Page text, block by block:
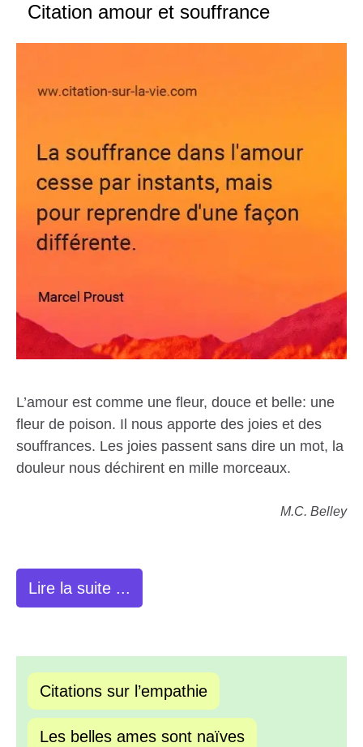
Citation amour et souffrance
L’amour est comme une fleur, douce et belle: une
fleur de poison. Il nous apporte des joies et des
souffrances. Les joies passent sans dire un mot, la
douleur nous déchirent en mille morceaux.
M.C. Belley
Lire la suite ...
Citations sur l’empathie
Les belles ames sont naïves